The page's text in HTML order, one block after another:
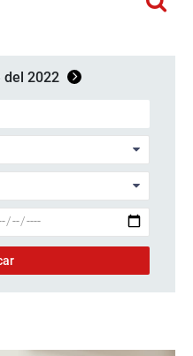
del 2022